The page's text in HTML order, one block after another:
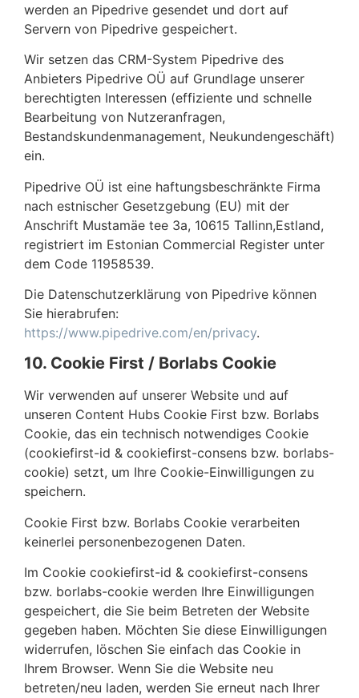
werden an Pipedrive gesendet und dort auf
Servern von Pipedrive gespeichert.
Wir setzen das CRM-System Pipedrive des
Anbieters Pipedrive OÜ auf Grundlage unserer
berechtigten Interessen (effiziente und schnelle
Bearbeitung von Nutzeranfragen,
Bestandskundenmanagement, Neukundengeschäft)
ein.
Pipedrive OÜ ist eine haftungsbeschränkte Firma
nach estnischer Gesetzgebung (EU) mit der
Anschrift Mustamäe tee 3a, 10615 Tallinn,Estland,
registriert im Estonian Commercial Register unter
dem Code 11958539.
Die Datenschutzerklärung von Pipedrive können
Sie hierabrufen:
https://www.pipedrive.com/en/privacy.
10. Cookie First / Borlabs Cookie
Wir verwenden auf unserer Website und auf
unseren Content Hubs Cookie First bzw. Borlabs
Cookie, das ein technisch notwendiges Cookie
(cookiefirst-id & cookiefirst-consens bzw. borlabs-
cookie) setzt, um Ihre Cookie-Einwilligungen zu
speichern.
Cookie First bzw. Borlabs Cookie verarbeiten
keinerlei personenbezogenen Daten.
Im Cookie cookiefirst-id & cookiefirst-consens
bzw. borlabs-cookie werden Ihre Einwilligungen
gespeichert, die Sie beim Betreten der Website
gegeben haben. Möchten Sie diese Einwilligungen
widerrufen, löschen Sie einfach das Cookie in
Ihrem Browser. Wenn Sie die Website neu
betreten/neu laden, werden Sie erneut nach Ihrer